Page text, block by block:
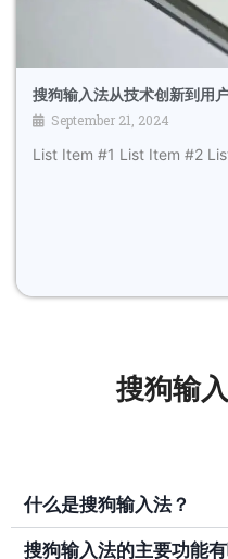
搜狗输入法从技术创新到用
September 21, 2024
List Item #1 List Item #2
搜狗输
什么是搜狗输入法？
搜狗输入法的主要功能